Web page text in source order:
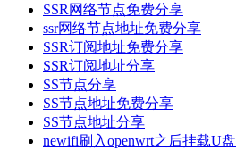
SSR网络节点免费分享
ssr网络节点地址免费分享
SSR订阅地址免费分享
SSR订阅地址分享
SS节点分享
SS节点地址免费分享
SS节点地址分享
newifi刷入openwrt之后挂载U盘